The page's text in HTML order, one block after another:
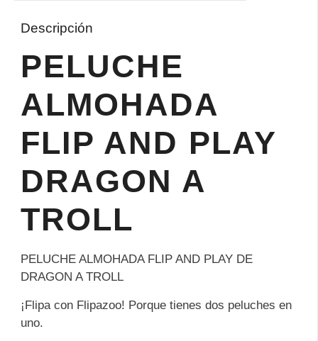
Descripción
PELUCHE
ALMOHADA
FLIP AND PLAY
DRAGON A
TROLL
PELUCHE ALMOHADA FLIP AND PLAY DE
DRAGON A TROLL
¡Flipa con Flipazoo! Porque tienes dos peluches en
uno.